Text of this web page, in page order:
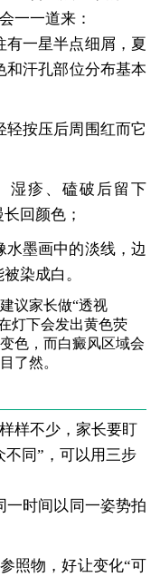
一一道来：
一星半点细屑，夏
和汗孔部位分布基本
按压后周围红而它
疹、磕破后留下
回颜色；
墨画中的淡线，边
染成白。
议家长做“透视
灯下会发出黄色荧
色，而白癜风区域会
了然。
样不少，家长要盯
不同”，可以用三步
一时间以同一姿势拍
照物，好让变化“可